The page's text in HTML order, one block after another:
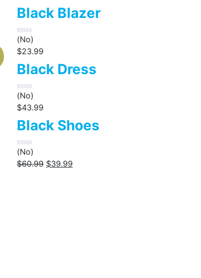
Black Blazer
(No)
$23.99
Black Dress
(No)
$43.99
Black Shoes
(No)
$60.99 $39.99